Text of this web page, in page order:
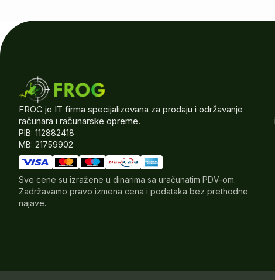
FROG je IT firma specijalizovana za prodaju i održavanje
računara i računarske opreme.
PIB: 112882418
MB: 21759902
Sve cene su izražene u dinarima sa uračunatim PDV-om.
Zadržavamo pravo izmena cena i podataka bez prethodne
najave.